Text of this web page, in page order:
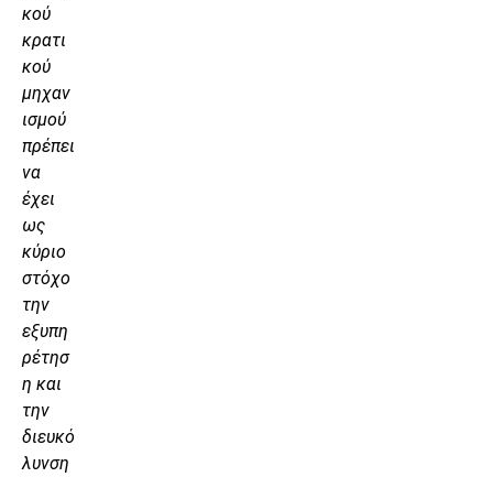
κού
κρατι
κού
μηχαν
ισμού
πρέπει
να
έχει
ως
κύριο
στόχο
την
εξυπη
ρέτησ
η και
την
διευκό
λυνση